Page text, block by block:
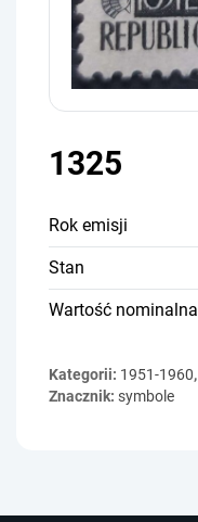
1325
Rok emisji
Stan
Wartość nominalna
Kategorii: 1951-1960,
Znacznik: symbole